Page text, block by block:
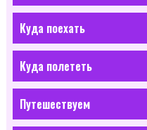
Куда поехать
Куда полететь
Путешествуем